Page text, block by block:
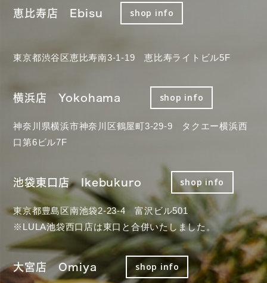
恵比寿店 Ebisu shop info
東京都渋谷区恵比寿南3-1-19 恵比寿ライトビル5F
横浜店 Yokohama shop info
神奈川県横浜市神奈川区鶴屋町3-29-9 タクエー横浜西
口第6ビル7F
池袋東口店 Ikebukuro shop info
東京都豊島区南池袋2-23-4 富沢ビル501
※LULA池袋西口店は東口と合併いたしました。
大宮店 Omiya shop info